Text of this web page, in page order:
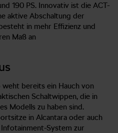
190 PS. Innovativ ist die ACT-
aktive Abschaltung der
in mehr Effizienz und
Maß an
bereits ein Hauch von
Schaltwippen, die in
Modells zu haben sind.
in Alcantara oder auch
System zur